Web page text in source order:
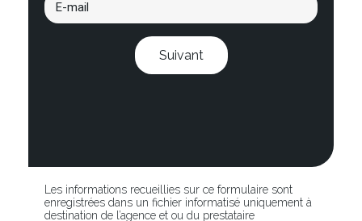
Suivant
Les informations recueillies sur ce formulaire sont
enregistrées dans un fichier informatisé uniquement à
destination de l’agence et ou du prestataire